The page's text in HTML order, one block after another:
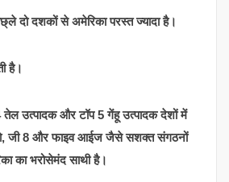
दो दशकों से अमेरिका परस्त ज्यादा है।
है।
तेल उत्पादक और टॉप 5 गेंहू उत्पादक देशों में
जी 8 और फाइव आईज जैसे सशक्त संगठनों
का भरोसेमंद साथी है।